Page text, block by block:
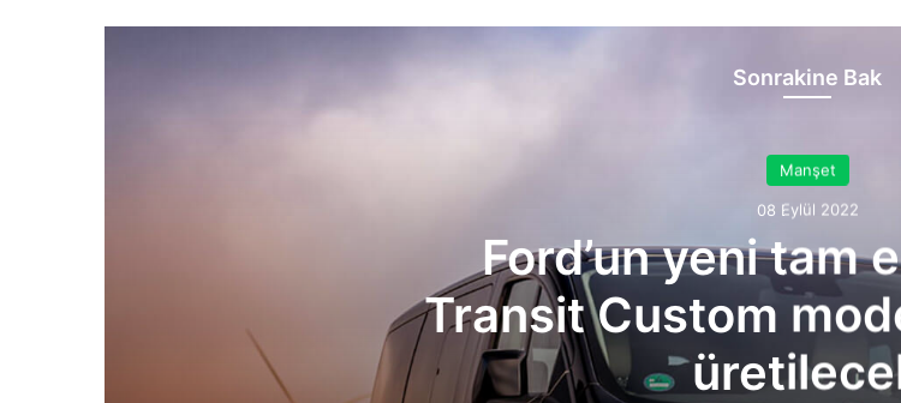
Sonrakine Bak
Manşet
08 Eylül 2022
Ford’un yeni tam
Transit Custom